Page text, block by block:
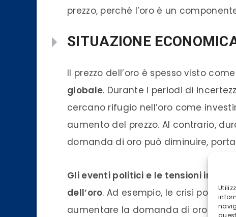
prezzo, perché l’oro è un
SITUAZIONE
Il prezzo dell’oro è spesso visto
globale. Durante i periodi di
cercano rifugio nell’oro come
aumento del prezzo. Al contrario,
domanda di oro può diminuire,
Gli eventi politici e le tensioni
dell’oro. Ad esempio, le crisi
aumentare la domanda di oro